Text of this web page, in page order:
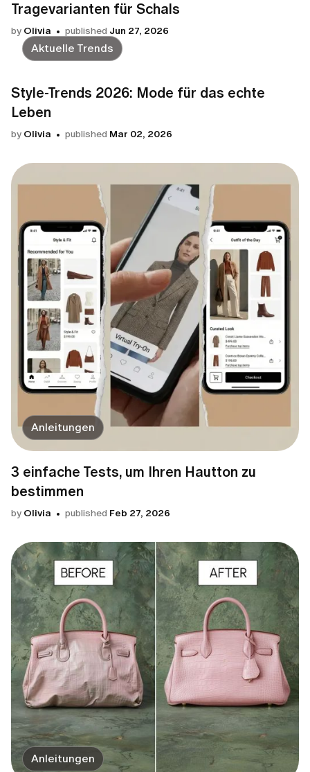
Tragevarianten für Schals
by Olivia published Jun 27, 2026
Aktuelle Trends
Style-Trends 2026: Mode für das echte
Leben
by Olivia published Mar 02, 2026
Anleitungen
3 einfache Tests, um Ihren Hautton zu
bestimmen
by Olivia published Feb 27, 2026
Anleitungen